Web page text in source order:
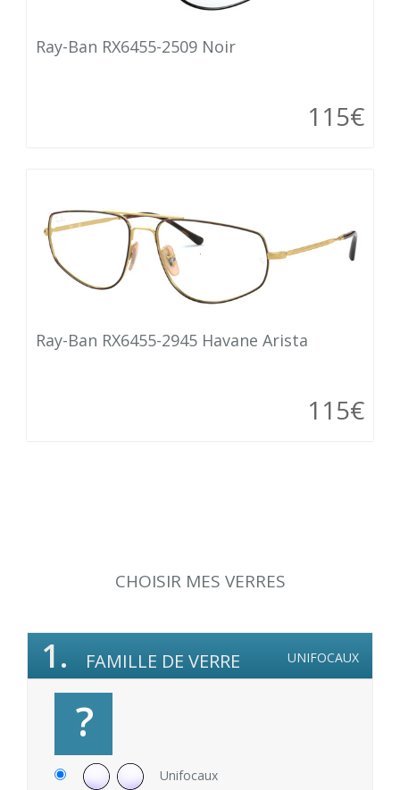
Ray-Ban RX6455-2509 Noir
115€
Ray-Ban RX6455-2945 Havane Arista
115€
CHOISIR MES VERRES
UNIFOCAUX
1. FAMILLE DE VERRE
?
Unifocaux